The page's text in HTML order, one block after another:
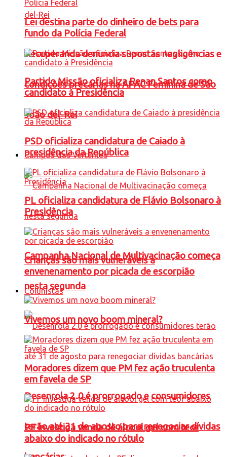
Recuperanda denuncia supostas negligências e
condições precárias na APAC Feminina de São
João del-Rei
Campos das Vertentes
Campanha Nacional de Multivacinação começa
nesta segunda
Desenrola 2.0 é prorrogado e consumidores
terão até 31 de agosto para renegociar dívidas
Lei destina parte do dinheiro de bets para
fundo da Polícia Federal
Partido Missão oficializa Renan Santos como
candidato à Presidência
PSD oficializa candidatura de Caiado à
presidência da República
PL oficializa candidatura de Flávio Bolsonaro à
Presidência
Crianças são mais vulneráveis a
envenenamento por picada de escorpião
Colunistas
Vivemos um novo boom mineral?
Moradores dizem que PM fez ação truculenta
em favela de SP
PF investiga venda de álcool gel com teor
abaixo do indicado no rótulo